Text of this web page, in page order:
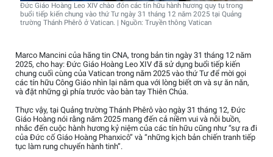
Đức Giáo Hoàng Leo XIV chào đón các tín hữu hành hương quy tụ trong
buổi tiếp kiến chung vào thứ Tư ngày 31 tháng 12 năm 2025 tại Quảng
trường Thánh Phêrô ở Vatican. | Nguồn: Truyền thông Vatican
Marco Mancini của hãng tin CNA, trong bản tin ngày 31 tháng 12 năm
2025, cho hay: Đức Giáo Hoàng Leo XIV đã sử dụng buổi tiếp kiến
chung cuối cùng của Vatican trong năm 2025 vào thứ Tư để mời gọi
các tín hữu Công Giáo nhìn lại năm qua với lòng biết ơn và sự ăn năn,
và đặt những gì phía trước vào bàn tay Thiên Chúa.
Thực vậy, tại Quảng trường Thánh Phêrô vào ngày 31 tháng 12, Đức
Giáo Hoàng nói rằng năm 2025 mang đến cả niềm vui và nỗi buồn,
nhắc đến cuộc hành hương kỷ niệm của các tín hữu cũng như “sự ra đi
của Đức cố Giáo Hoàng Phanxicô” và “những kịch bản chiến tranh tiếp
tục làm rung chuyển hành tinh”.